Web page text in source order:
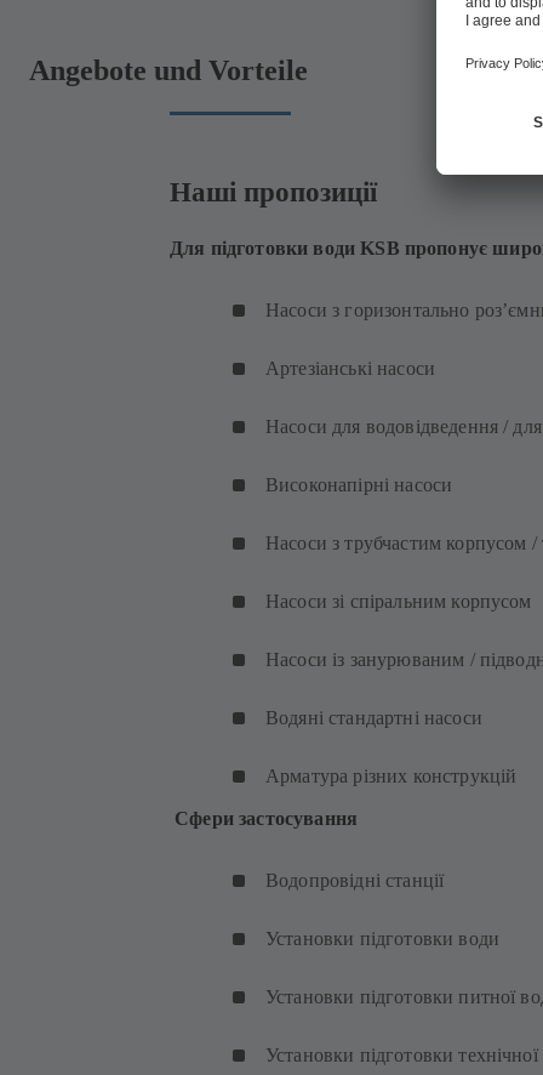
Angebote und Vorteile
Наші пропозиції
Для підготовки води KSB пропонує
Насоси з горизонтально
Артезіанські насоси
Насоси для водовідведення /
Високонапірні насоси
Насоси з трубчастим корпусом /
Насоси зі спіральним корпусом
Насоси із занурюваним /
Водяні стандартні насоси
Арматура різних конструкцій
Сфери застосування
Водопровідні станції
Установки підготовки води
Установки підготовки питної
Установки підготовки